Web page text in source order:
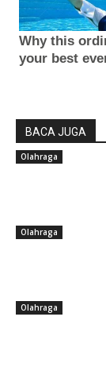
BACA JUGA
Olahraga
Olahraga
Olahraga